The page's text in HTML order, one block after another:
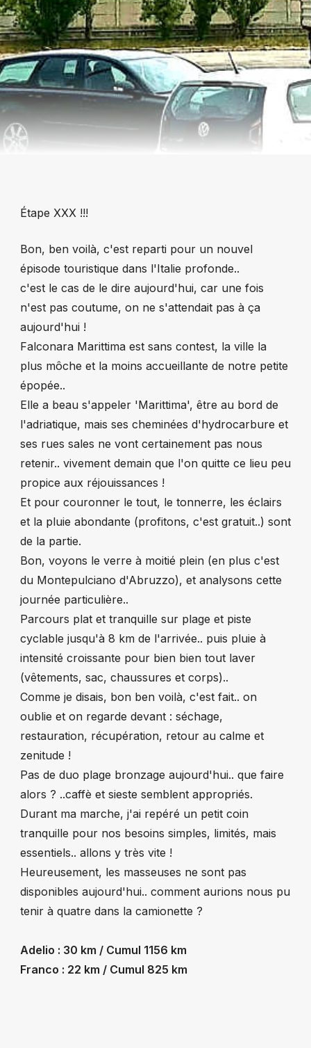
Étape XXX !!!
Bon, ben voilà, c'est reparti pour un nouvel
épisode touristique dans l'Italie profonde..
c'est le cas de le dire aujourd'hui, car une fois
n'est pas coutume, on ne s'attendait pas à ça
aujourd'hui !
Falconara Marittima est sans contest, la ville la
plus môche et la moins accueillante de notre petite
épopée..
Elle a beau s'appeler 'Marittima', être au bord de
l'adriatique, mais ses cheminées d'hydrocarbure et
ses rues sales ne vont certainement pas nous
retenir.. vivement demain que l'on quitte ce lieu peu
propice aux réjouissances !
Et pour couronner le tout, le tonnerre, les éclairs
et la pluie abondante (profitons, c'est gratuit..) sont
de la partie.
Bon, voyons le verre à moitié plein (en plus c'est
du Montepulciano d'Abruzzo), et analysons cette
journée particulière..
Parcours plat et tranquille sur plage et piste
cyclable jusqu'à 8 km de l'arrivée.. puis pluie à
intensité croissante pour bien bien tout laver
(vêtements, sac, chaussures et corps)..
Comme je disais, bon ben voilà, c'est fait.. on
oublie et on regarde devant : séchage,
restauration, récupération, retour au calme et
zenitude !
Pas de duo plage bronzage aujourd'hui.. que faire
alors ? ..caffè et sieste semblent appropriés.
Durant ma marche, j'ai repéré un petit coin
tranquille pour nos besoins simples, limités, mais
essentiels.. allons y très vite !
Heureusement, les masseuses ne sont pas
disponibles aujourd'hui.. comment aurions nous pu
tenir à quatre dans la camionette ?
Adelio : 30 km / Cumul 1156 km
Franco : 22 km / Cumul 825 km